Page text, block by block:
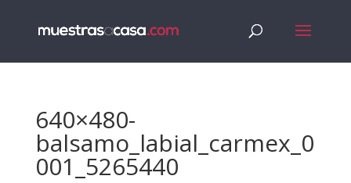
640×480-
balsamo_labial_carmex_0
001_5265440